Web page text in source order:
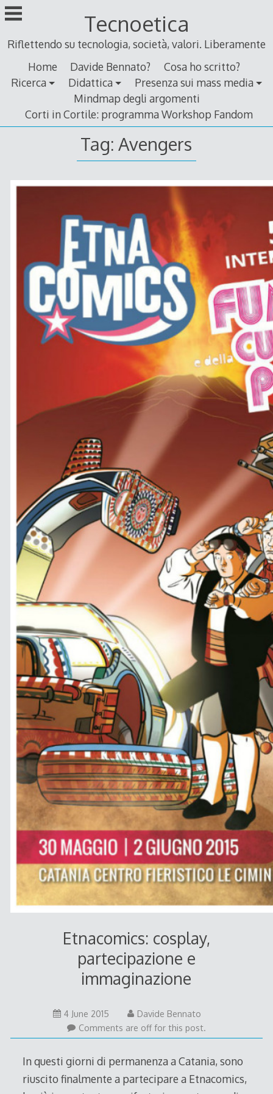
Skip
to
Tecnoetica
Riflettendo su tecnologia, società, valori. Liberamente
Home
Davide Bennato?
Cosa ho scritto?
Ricerca
Didattica
Presenza sui mass media
Mindmap degli argomenti
Corti in Cortile: programma Workshop Fandom
Tag:Avengers
Etnacomics: cosplay,
partecipazione e
immaginazione
4 June 2015
June
2015
Davide Bennato
Comments are off for this post.
In questi giorni di permanenza a Catania, sono
riuscito finalmente a partecipare a Etnacomics,